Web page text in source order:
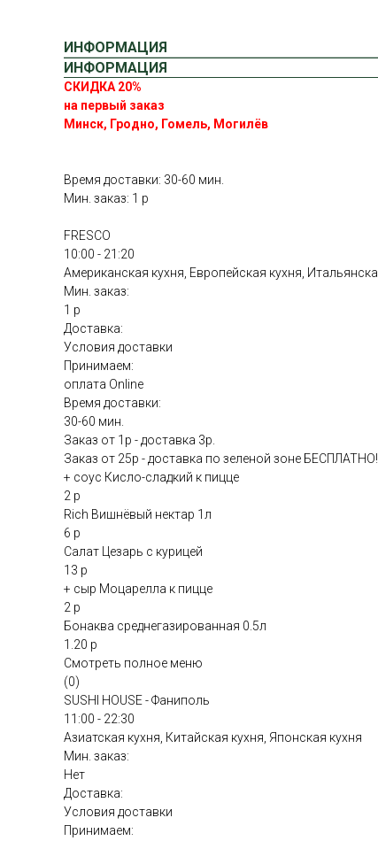
ИНФОРМАЦИЯ
ИНФОРМАЦИЯ
СКИДКА 20%
на первый заказ
Минск, Гродно, Гомель, Могилёв
Время доставки: 30-60 мин.
Мин. заказ: 1 р
FRESCO
10:00 - 21:20
Американская кухня, Европейская кухня,
Мин. заказ:
1 р
Доставка:
Условия доставки
Принимаем:
оплата Online
Время доставки:
30-60 мин.
Заказ от 1р - доставка 3р.
Заказ от 25р - доставка по зеленой зоне БЕСПЛАТНО!
+ соус Кисло-сладкий к пицце
2 р
Rich Вишнёвый нектар 1л
6 р
Салат Цезарь с курицей
13 р
+ сыр Моцарелла к пицце
2 р
Бонаква среднегазированная 0.5л
1.20 р
Смотреть полное меню
(0)
SUSHI HOUSE - Фаниполь
11:00 - 22:30
Азиатская кухня, Китайская кухня, Японская кухня
Мин. заказ:
Нет
Доставка:
Условия доставки
Принимаем: